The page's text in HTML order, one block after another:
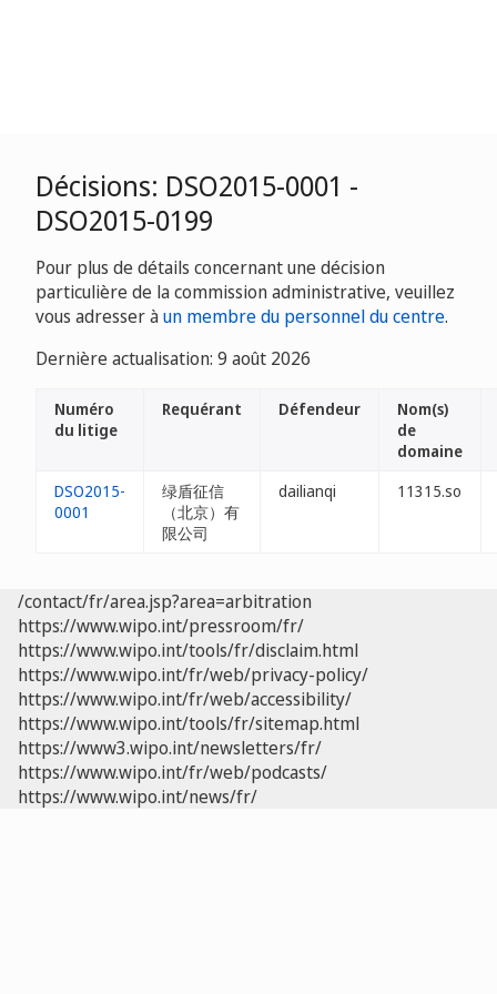
Décisions: DSO2015-0001 -
DSO2015-0199
Pour plus de détails concernant une décision
particulière de la commission administrative, veuillez
vous adresser àun membre du personnel du centre.
Dernière actualisation: 9 août 2026
Numéro
du litige
Requérant Défendeur
Nom(s)
de
domaine
DSO2015-
0001
绿盾征信
（北京）有
限公司
dailianqi 11315.so
/contact/fr/area.jsp?area=arbitration
https://www.wipo.int/pressroom/fr/
https://www.wipo.int/tools/fr/disclaim.html
https://www.wipo.int/fr/web/privacy-policy/
https://www.wipo.int/fr/web/accessibility/
https://www.wipo.int/tools/fr/sitemap.html
https://www3.wipo.int/newsletters/fr/
https://www.wipo.int/fr/web/podcasts/
https://www.wipo.int/news/fr/